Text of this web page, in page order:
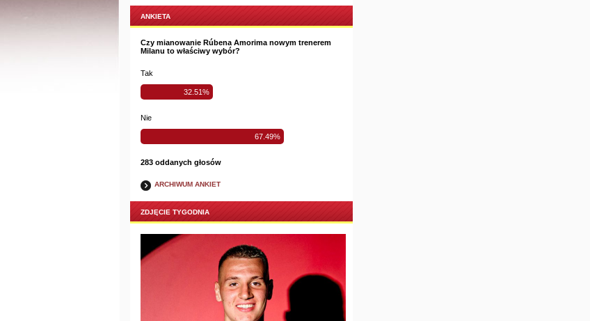
ANKIETA
Czy mianowanie Rúbena Amorima nowym trenerem
Milanu to właściwy wybór?
Tak
32.51%
Nie
67.49%
283 oddanych głosów
ARCHIWUM ANKIET
ZDJĘCIE TYGODNIA